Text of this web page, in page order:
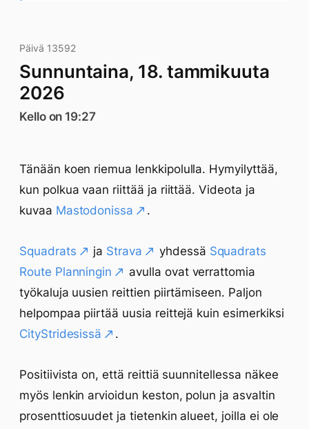
Päivä 13592
Sunnuntaina, 18. tammikuuta
2026
Kello on 19:27
Tänään koen riemua lenkkipolulla. Hymyilyttää,
kun polkua vaan riittää ja riittää. Videota ja
kuvaa Mastodonissa .
Squadrats ja Strava yhdessä Squadrats
Route Planningin
avulla ovat verrattomia
työkaluja uusien reittien piirtämiseen. Paljon
helpompaa piirtää uusia reittejä kuin esimerkiksi
CityStridesissä
.
Positiivista on, että reittiä suunnitellessa näkee
myös lenkin arvioidun keston, polun ja asvaltin
prosenttiosuudet ja tietenkin alueet, joilla ei ole